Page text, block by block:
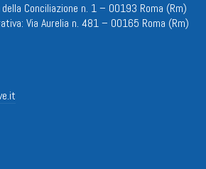
della Conciliazione n. 1 – 00193 Roma (Rm)
Via Aurelia n. 481 – 00165 Roma (Rm)